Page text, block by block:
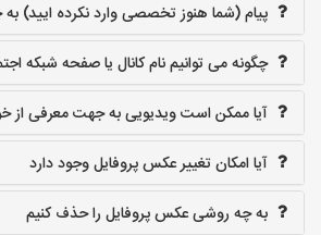
پیام (شما هنوز تخصصی وارد نکرده ایید)
چگونه می توانیم نام کانال یا صفحه شبکه
آیا ممکن است ویدیویی به جهت معرفی از
آیا امکان تغییر عکس پروفایل وجود دارد
به چه روشی عکس پروفایل را حذف کنیم